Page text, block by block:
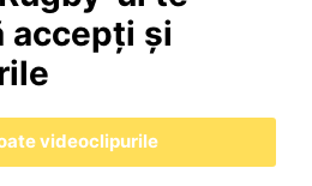
accepți și
videoclipurile